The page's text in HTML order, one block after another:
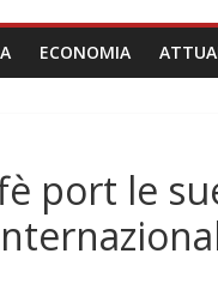
ECONOMIA
port le